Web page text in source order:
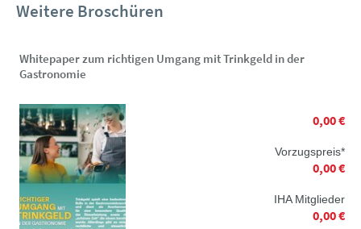
Weitere Broschüren
Whitepaper zum richtigen Umgang mit Trinkgeld in der
Gastronomie
0,00 €
Vorzugspreis*
0,00 €
IHA Mitglieder
0,00 €